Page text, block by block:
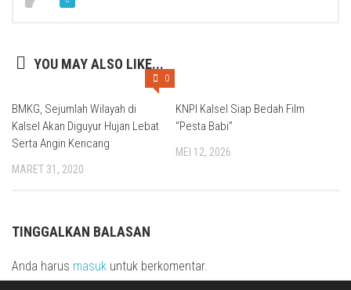
YOU MAY ALSO LIKE...
0
BMKG, Sejumlah Wilayah di
Kalsel Akan Diguyur Hujan Lebat
Serta Angin Kencang
MARET 31, 2020
KNPI Kalsel Siap Bedah Film
“Pesta Babi”
MEI 12, 2026
TINGGALKAN BALASAN
Anda harus masuk untuk berkomentar.